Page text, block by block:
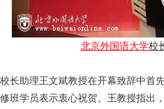
北京外国语大学校
校长助理王文斌教授在开幕致辞中首
班学员表示衷心祝贺。王教授指出